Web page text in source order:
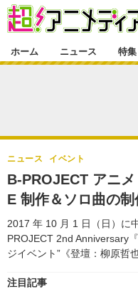
ゲーム・アプリ
グッズ
声優
舞台
特集一覧
ラキりす
連載マンガ
番組・動画一覧
動画
連載・ブログ
連載・ブログ一覧
編集部ブログ・お知らせ
ホーム ニュース 特集
B-PROJECT アニ
E 制作＆ソロ曲の制
2017 年 10 月 1 日（日）に
PROJECT 2nd Anniversary
ジイベント”《登壇：柳原哲
ニュース イベント
注目記事